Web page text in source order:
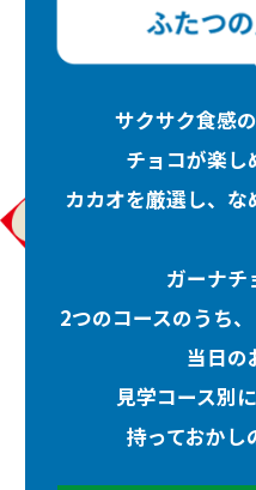
サクサク食感
チョコが楽し
カカオを厳選し、
ガーナチ
2つのコースのうち
当日の
見学コース別
持っておかし